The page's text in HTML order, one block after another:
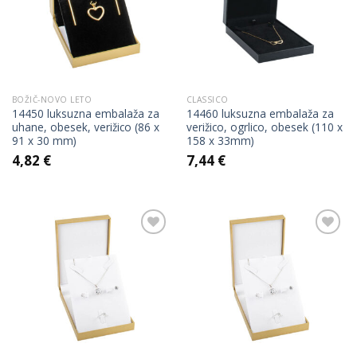
Wishlist
BOŽIČ-NOVO LETO
14450 luksuzna embalaža za
uhane, obesek, verižico (86 x
91 x 30 mm)
4,82 €
CLASSICO
14460 luksuzna embalaža za
verižico, ogrlico, obesek (110 x
158 x 33mm)
7,44 €